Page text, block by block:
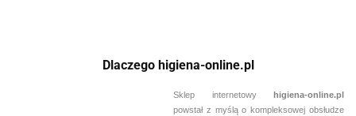
Dlaczego higiena-online.pl
Sklep internetowy
higiena-online.pl
powstał z myślą o kompleksowej obsłudze